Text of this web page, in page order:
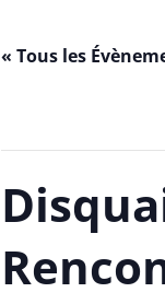
« Tous les